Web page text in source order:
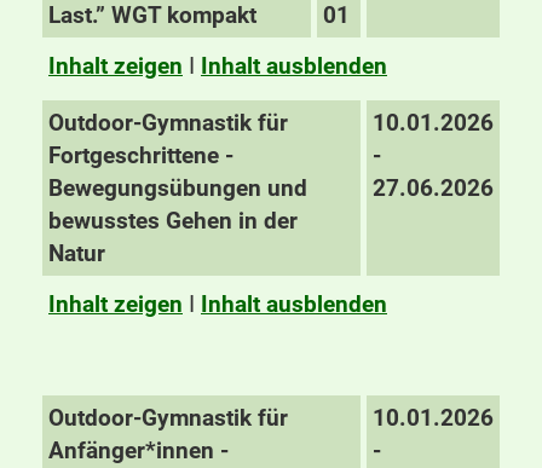
Last.” WGT kompakt
01
Inhalt zeigen I Inhalt ausblenden
Outdoor-Gymnastik für
Fortgeschrittene -
Bewegungsübungen und
bewusstes Gehen in der
Natur
10.01.2026
-
27.06.2026
Inhalt zeigen I Inhalt ausblenden
Outdoor-Gymnastik für
Anfänger*innen -
10.01.2026
-